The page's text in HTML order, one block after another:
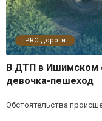
PRO дороги
В ДТП в Ишимском
девочка-пешеход
Обстоятельства